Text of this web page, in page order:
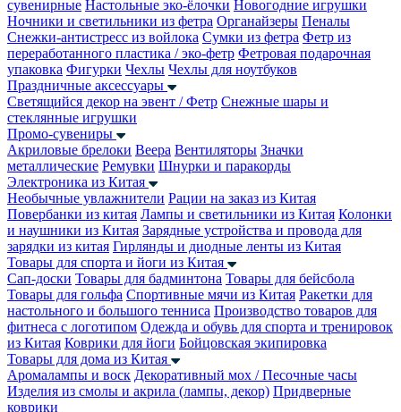
сувенирные Настольные эко-ёлочки Новогодние игрушки
Ночники и светильники из фетра Органайзеры Пеналы
Снежки-антистресс из войлока Сумки из фетра Фетр из
переработанного пластика / эко-фетр Фетровая подарочная
упаковка Фигурки Чехлы Чехлы для ноутбуков
Праздничные аксессуары
Светящийся декор на эвент / Фетр Снежные шары и
стеклянные игрушки
Промо-сувениры
Акриловые брелоки Веера Вентиляторы Значки
металлические Ремувки Шнурки и паракорды
Электроника из Китая
Необычные увлажнители Рации на заказ из Китая
Повербанки из китая Лампы и светильники из Китая Колонки
и наушники из Китая Зарядные устройства и провода для
зарядки из китая Гирлянды и диодные ленты из Китая
Товары для спорта и йоги из Китая
Сап-доски Товары для бадминтона Товары для бейсбола
Товары для гольфа Спортивные мячи из Китая Ракетки для
настольного и большого тенниса Производство товаров для
фитнеса с логотипом Одежда и обувь для спорта и тренировок
из Китая Коврики для йоги Бойцовская экипировка
Товары для дома из Китая
Аромалампы и воск Декоративный мох / Песочные часы
Изделия из смолы и акрила (лампы, декор) Придверные
коврики